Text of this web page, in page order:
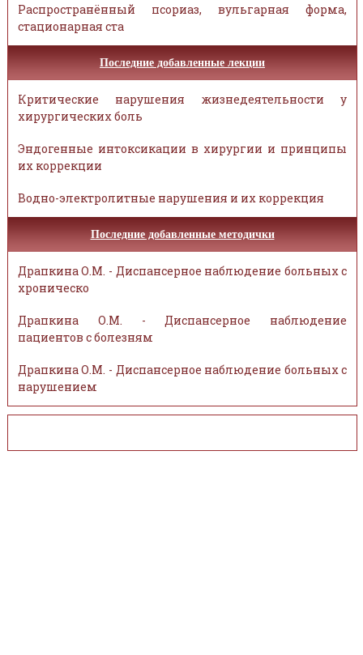
Распространённый псориаз, вульгарная форма,
стационарная ста
Последние добавленные лекции
Критические нарушения жизнедеятельности у
хирургических боль
Эндогенные интоксикации в хирургии и принципы
их коррекции
Водно-электролитные нарушения и их коррекция
Последние добавленные методички
Драпкина О.М. - Диспансерное наблюдение больных с
хроническо
Драпкина О.М. - Диспансерное наблюдение
пациентов с болезням
Драпкина О.М. - Диспансерное наблюдение больных с
нарушением